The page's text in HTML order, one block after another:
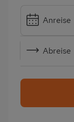
Anreise
Abreise